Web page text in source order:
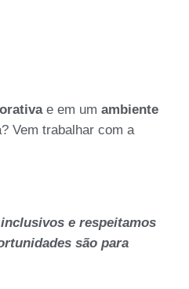
e em um ambiente
Vem trabalhar com a
e respeitamos
são para